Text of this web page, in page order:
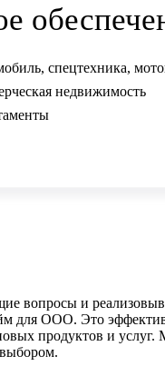
спецтехника,
недвижимость
вопросы и
для ООО. Это
продуктов и